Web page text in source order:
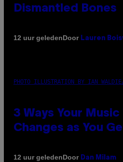
Dismantled Bones
12 uur geledenDoor Lauren
PHOTO ILLUSTRATION BY IAN
3 Ways Your Music
Changes as You
12 uur geledenDoor Dan Milam